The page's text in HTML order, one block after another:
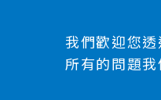
我們歡迎您透
所有的問題